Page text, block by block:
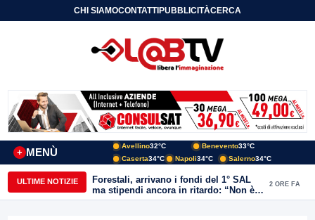
CHI SIAMOCONTATTIPUBBLICITÀCERCA
MENÙ
+
Avellino32°C Benevento33°C
Caserta34°C Napoli34°C Salerno34°C
ULTIME NOTIZIE
Forestali, arrivano i fondi del 1° SAL
ma stipendi ancora in ritardo: “Non è
più sostenibile”
2 ORE FA